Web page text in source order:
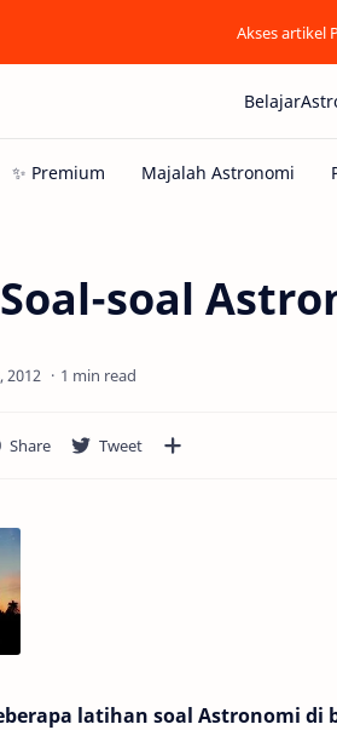
Akses artikel
soal
1 min read
latihan soal Astronomi di